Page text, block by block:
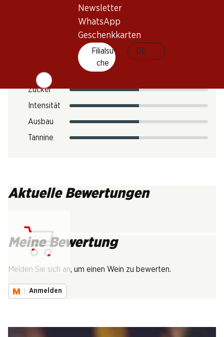
Newsletter
WhatsApp
Geschenkkarten
Filialsu
che
DE
Geschmack
Säure
Zucker
Intensität
Ausbau
Tannine
Aktuelle Bewertungen
Meine Bewertung
Melden Sie sich an, um einen Wein zu bewerten.
Anmelden